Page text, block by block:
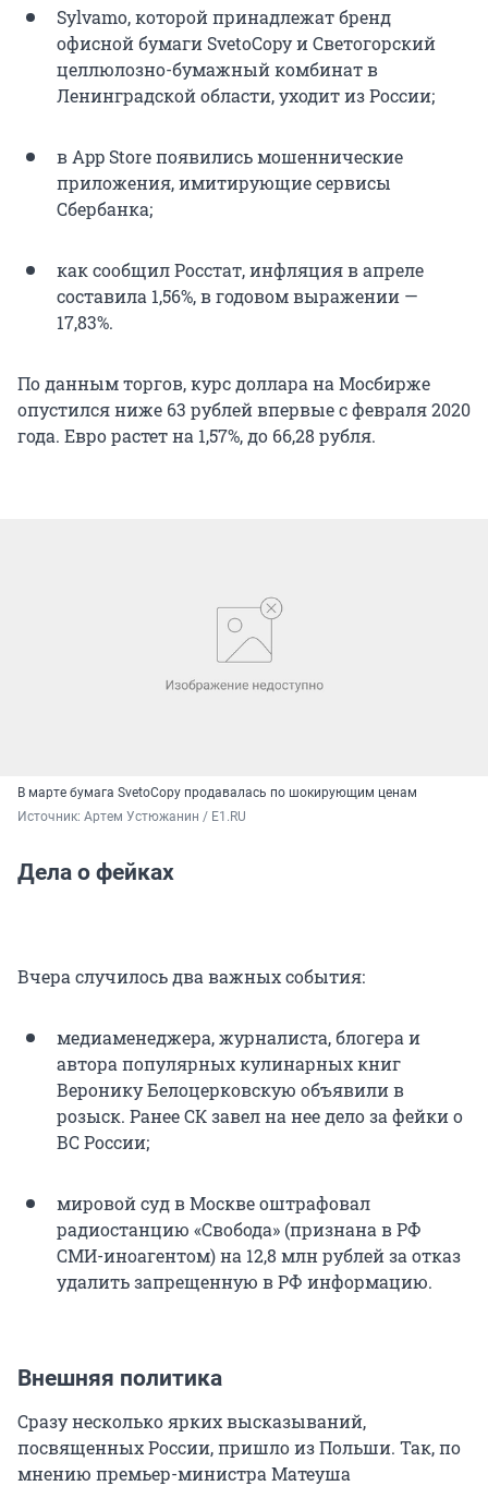
Sylvamo, которой принадлежат бренд
офисной бумаги SvetoCopy и Светогорский
целлюлозно-бумажный комбинат в
Ленинградской области, уходит из России;
в App Store появились мошеннические
приложения, имитирующие сервисы
Сбербанка;
как сообщил Росстат, инфляция в апреле
составила 1,56%, в годовом выражении —
17,83%.
По данным торгов, курс доллара на Мосбирже
опустился ниже 63 рублей впервые с февраля 2020
года. Евро растет на 1,57%, до 66,28 рубля.
В марте бумага SvetoCopy продавалась по шокирующим ценам
Источник: Артем Устюжанин / E1.RU
Дела о фейках
Вчера случилось два важных события:
медиаменеджера, журналиста, блогера и
автора популярных кулинарных книг
Веронику Белоцерковскую объявили в
розыск. Ранее СК завел на нее дело за фейки о
ВС России;
мировой суд в Москве оштрафовал
радиостанцию «Свобода» (признана в РФ
СМИ-иноагентом) на 12,8 млн рублей за отказ
удалить запрещенную в РФ информацию.
Внешняя политика
Сразу несколько ярких высказываний,
посвященных России, пришло из Польши. Так, по
мнению премьер-министра Матеуша